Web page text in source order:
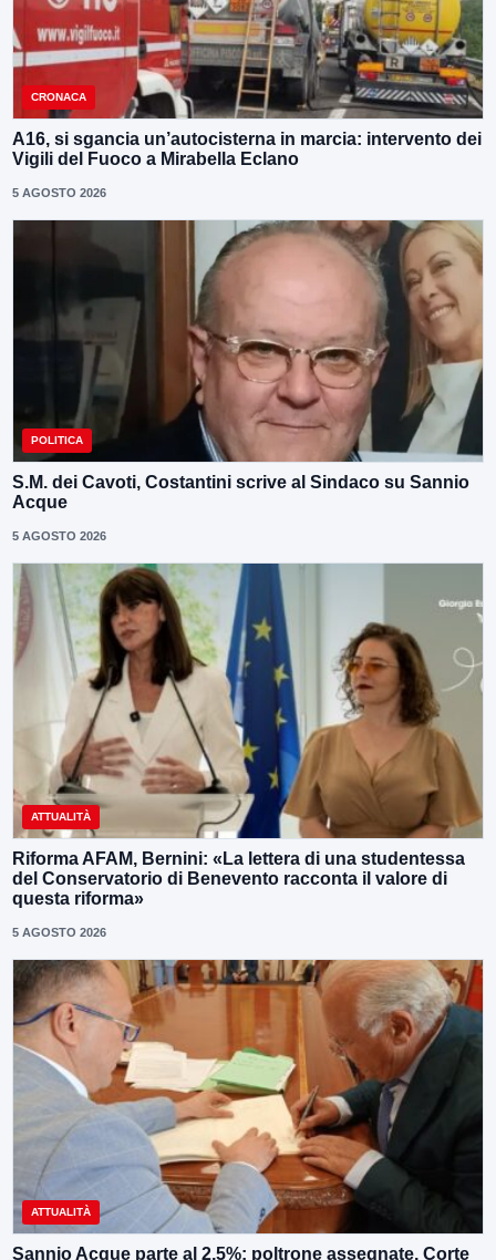
CRONACA
A16, si sgancia un’autocisterna in marcia: intervento dei
Vigili del Fuoco a Mirabella Eclano
5 AGOSTO 2026
POLITICA
S.M. dei Cavoti, Costantini scrive al Sindaco su Sannio
Acque
5 AGOSTO 2026
ATTUALITÀ
Riforma AFAM, Bernini: «La lettera di una studentessa
del Conservatorio di Benevento racconta il valore di
questa riforma»
5 AGOSTO 2026
ATTUALITÀ
Sannio Acque parte al 2,5%: poltrone assegnate, Corte